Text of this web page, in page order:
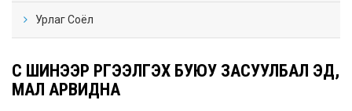
Урлаг Соёл
ҮС ШИНЭЭР ҮРГЭЭЛГЭХ БУЮУ ЗАСУУЛБАЛ ЭД,
МАЛ АРВИДНА